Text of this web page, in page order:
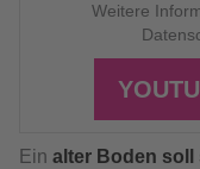
Weitere
Ein alter Boden soll